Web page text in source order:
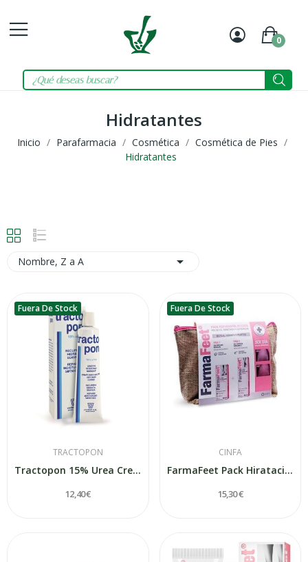
Mi
0
Hidratantes
Inicio Parafarmacia Cosmética
Cosmética de Pies
Hidratantes
Nombre, Z a A 
Fuera De Stock
TRACTOPON
Tractopon 15% Urea Crema Grietas 75 ml
12,40 €
Fuera De Stock
CINFA
FarmaFeet Pack Hiratación intensa + Otro envase...
15,30 €